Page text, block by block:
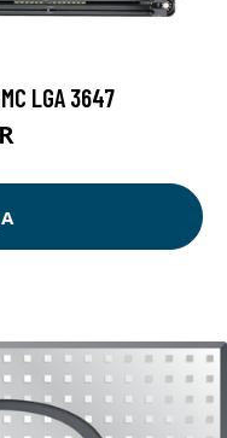
LGA 3647